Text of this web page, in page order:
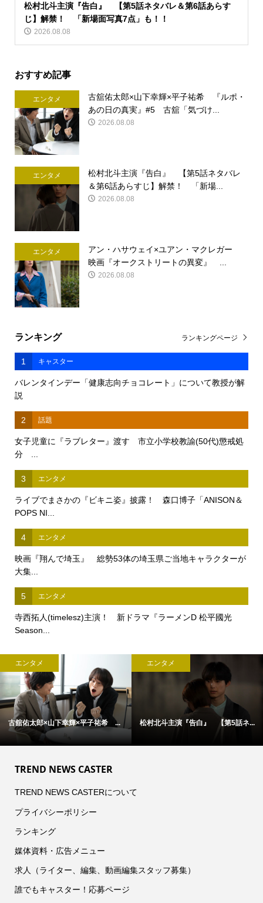
松村北斗主演『告白』 【第5話ネタバレ＆第6話あらす
じ】解禁！ 「新場面写真7点」も！！
2026.08.08
おすすめ記事
エンタメ
古舘佑太郎×山下幸輝×平子祐希 『ルポ・
あの日の真実』#5 古舘「気づけ...
2026.08.08
エンタメ
松村北斗主演『告白』 【第5話ネタバレ
＆第6話あらすじ】解禁！ 「新場...
2026.08.08
エンタメ
アン・ハサウェイ×ユアン・マクレガー
映画『オークストリートの異変』 ...
2026.08.08
ランキング
1 キャスター
バレンタインデー「健康志向チョコレート」について教授が解
説
2 話題
女子児童に『ラブレター』渡す 市立小学校教諭(50代)懲戒処
分 ...
3 エンタメ
ライブでまさかの『ビキニ姿』披露！ 森口博子「ANISON＆
POPS NI...
4 エンタメ
映画『翔んで埼玉』 総勢53体の埼玉県ご当地キャラクターが
大集...
5 エンタメ
寺西拓人(timelesz)主演！ 新ドラマ『ラーメンD 松平國光
Season...
ランキングページ
エンタメ
古舘佑太郎×山下幸輝×平子祐希 ...
エンタメ
松村北斗主演『告白』 【第5話ネ...
TREND NEWS CASTER
TREND NEWS CASTERについて
プライバシーポリシー
ランキング
媒体資料・広告メニュー
求人（ライター、編集、動画編集スタッフ募集）
誰でもキャスター！応募ページ